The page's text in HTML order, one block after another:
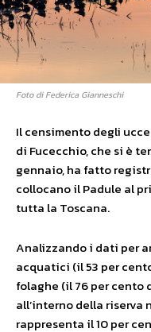
Foto di Federica Gianneschi
Il censimento degli
di Fucecchio, che si è
gennaio, ha fatto
collocano il Padule al
tutta la Toscana.
Analizzando i dati per
acquatici (il 53 per
folaghe (il 76 per
all’interno della
rappresenta il 10 per